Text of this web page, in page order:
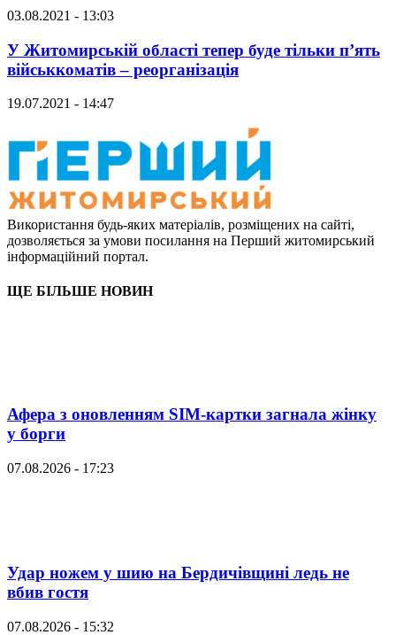
03.08.2021 - 13:03
У Житомирській області тепер буде тільки п’ять
військкоматів – реорганізація
19.07.2021 - 14:47
Використання будь-яких матеріалів, розміщених на сайті,
дозволяється за умови посилання на Перший житомирський
інформаційний портал.
ЩЕ БІЛЬШЕ НОВИН
Афера з оновленням SIM-картки загнала жінку
у борги
07.08.2026 - 17:23
Удар ножем у шию на Бердичівщині ледь не
вбив гостя
07.08.2026 - 15:32